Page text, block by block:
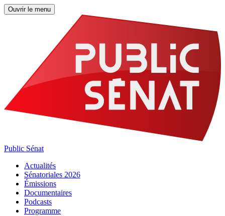
Ouvrir le menu
Public Sénat
Actualités
Sénatoriales 2026
Émissions
Documentaires
Podcasts
Programme